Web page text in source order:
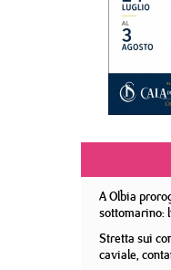
A Olbia
sottomarino:
Stretta sui
caviale,